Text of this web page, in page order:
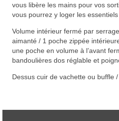
vous libère les mains pour vos
vous pourrez y loger les
Volume intérieur fermé par
aimanté / 1 poche zippée
une poche en volume à l’avant
bandoulières dos réglable et
Dessus cuir de vachette ou buffle